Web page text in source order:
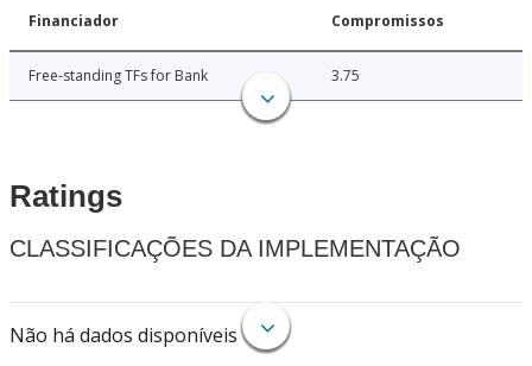
Financiador Compromissos
Free-standing TFs for Bank 3.75
Ratings
CLASSIFICAÇÕES DA IMPLEMENTAÇÃO
Não há dados disponíveis